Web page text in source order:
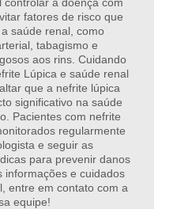
controlar a doença com
fatores de risco que
saúde renal, como
tabagismo e
aos rins. Cuidando
Lúpica e saúde renal
que a nefrite lúpica
significativo na saúde
Pacientes com nefrite
regularmente
e seguir as
para prevenir danos
informações e cuidados
entre em contato com a
equipe!